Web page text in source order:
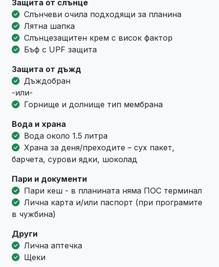
Защита от слънце
Слънчеви очила подходящи за планина
Лятна шапка
Слънцезащитен крем с висок фактор
Бъф с UPF защита
Защита от дъжд
Дъждобран
-или-
Горнище и долнище тип мембрана
Вода и храна
Вода около 1.5 литра
Храна за деня/преходите – сух пакет,
барчета, сурови ядки, шоколад
Пари и документи
Пари кеш - в планината няма ПОС терминал
Лична карта и/или паспорт (при програмите
в чужбина)
Други
Лична аптечка
Щеки